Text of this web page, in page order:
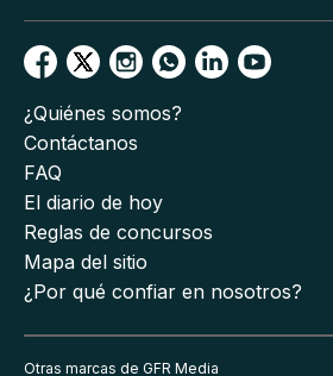
¿Quiénes somos?
Contáctanos
FAQ
El diario de hoy
Reglas de concursos
Mapa del sitio
¿Por qué confiar en nosotros?
Otras marcas de GFR Media